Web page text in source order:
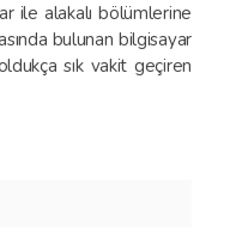
ile alakalı bölümlerine
bulunan bilgisayar
sık vakit geçiren